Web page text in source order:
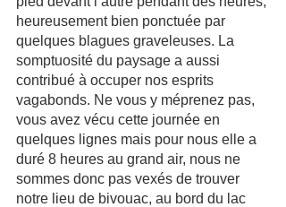
heureusement bien ponctuée par
quelques blagues graveleuses. La
somptuosité du paysage a aussi
contribué à occuper nos esprits
vagabonds. Ne vous y méprenez pas,
vous avez vécu cette journée en
quelques lignes mais pour nous elle a
duré 8 heures au grand air, nous ne
sommes donc pas vexés de trouver
notre lieu de bivouac, au bord du lac